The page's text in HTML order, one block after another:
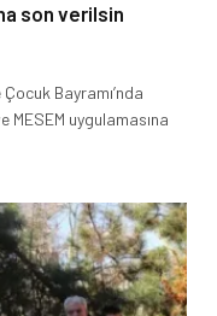
son verilsin
Bayramı’nda
MESEM uygulamasına